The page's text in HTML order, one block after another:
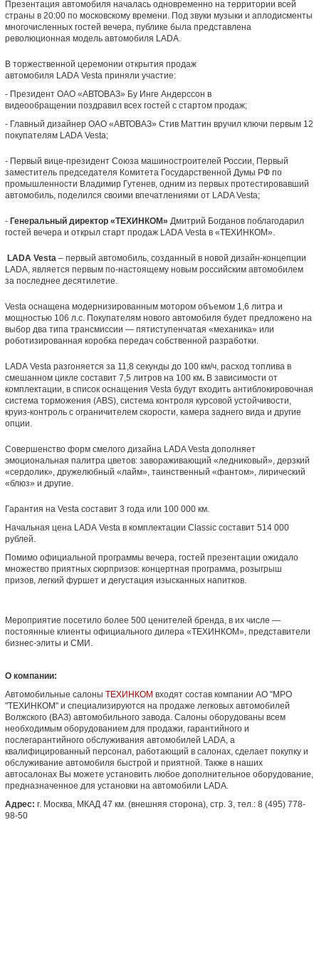
Презентация автомобиля началась одновременно на территории всей
страны в 20:00 по московскому времени. Под звуки музыки и аплодисменты
многочисленных гостей вечера, публике была представлена
революционная модель автомобиля LADA.
В торжественной церемонии открытия продаж
автомобиля LADA Vesta приняли участие:
- Президент ОАО «АВТОВАЗ» Бу Инге Андерссон в
видеообращении поздравил всех гостей с стартом продаж;
- Главный дизайнер ОАО «АВТОВАЗ» Стив Маттин вручил ключи первым 12
покупателям LADA Vesta;
- Первый вице-президент Союза машиностроителей России, Первый
заместитель председателя Комитета Государственной Думы РФ по
промышленности Владимир Гутенев, одним из первых протестировавший
автомобиль, поделился своими впечатлениями от LADA Vesta;
- Генеральный директор «ТЕХИНКОМ» Дмитрий Богданов поблагодарил
гостей вечера и открыл старт продаж LADA Vesta в «ТЕХИНКОМ».
LADA Vesta– первый автомобиль, созданный в новой дизайн-концепции
LADA, является первым по-настоящему новым российским автомобилем
за последнее десятилетие.
Vesta оснащена модернизированным мотором объемом 1,6 литра и
мощностью 106 л.с. Покупателям нового автомобиля будет предложено на
выбор два типа трансмиссии — пятиступенчатая «механика» или
роботизированная коробка передач собственной разработки.
LADA Vesta разгоняется за 11,8 секунды до 100 км/ч, расход топлива в
смешанном цикле составит 7,5 литров на 100 км. В зависимости от
комплектации, в список оснащения Vesta будут входить антиблокировочная
система торможения (ABS), система контроля курсовой устойчивости,
круиз-контроль с ограничителем скорости, камера заднего вида и другие
опции.
Совершенство форм смелого дизайна LADA Vesta дополняет
эмоциональная палитра цветов: завораживающий «ледниковый», дерзкий
«сердолик», дружелюбный «лайм», таинственный «фантом», лирический
«блюз» и другие.
Гарантия на Vesta составит 3 года или 100 000 км.
Начальная цена LADA Vesta в комплектации Classic составит 514 000
рублей.
Помимо официальной программы вечера, гостей презентации ожидало
множество приятных сюрпризов: концертная программа, розыгрыш
призов, легкий фуршет и дегустация изысканных напитков.
Мероприятие посетило более 500 ценителей бренда, в их числе —
постоянные клиенты официального дилера «ТЕХИНКОМ», представители
бизнес-элиты и СМИ.
О компании:
Автомобильные салоны ТЕХИНКОМ входят состав компании АО "МРО
"ТЕХИНКОМ" и специализируются на продаже легковых автомобилей
Волжского (ВАЗ) автомобильного завода. Салоны оборудованы всем
необходимым оборудованием для продажи, гарантийного и
послегарантийного обслуживания автомобилей LADA, а
квалифицированный персонал, работающий в салонах, сделает покупку и
обслуживание автомобиля быстрой и приятной. Также в наших
автосалонах Вы можете установить любое дополнительное оборудование,
предназначенное для установки на автомобили LADA.
Адрес: г. Москва, МКАД 47 км. (внешняя сторона), стр. 3, тел.: 8 (495) 778-
98-50